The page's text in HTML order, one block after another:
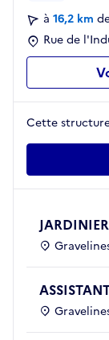
à 16,2 km
Rue de
Cette